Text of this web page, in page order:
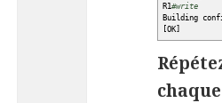
R1#write
Building
[OK